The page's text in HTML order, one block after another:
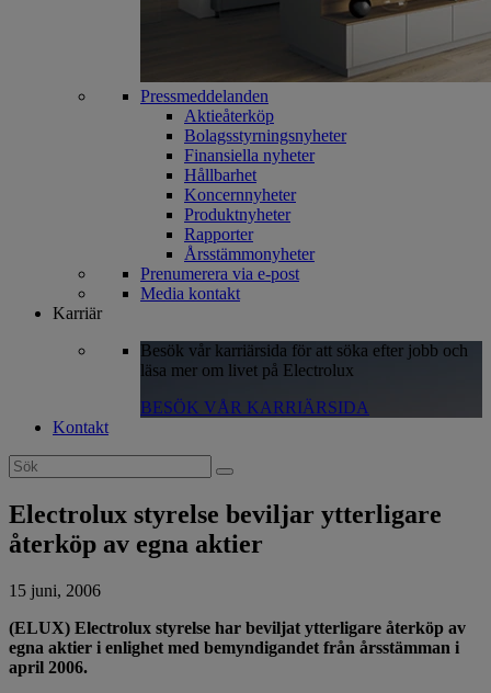
Pressmeddelanden
Aktieåterköp
Bolagsstyrningsnyheter
Finansiella nyheter
Hållbarhet
Koncernnyheter
Produktnyheter
Rapporter
Årsstämmonyheter
Prenumerera via e-post
Media kontakt
Karriär
Besök vår karriärsida för att söka efter jobb och
läsa mer om livet på Electrolux
BESÖK VÅR KARRIÄRSIDA
Kontakt
Search
for:
Electrolux styrelse beviljar ytterligare
återköp av egna aktier
15 juni, 2006
(ELUX) Electrolux styrelse har beviljat ytterligare återköp av
egna aktier i enlighet med bemyndigandet från årsstämman i
april 2006.